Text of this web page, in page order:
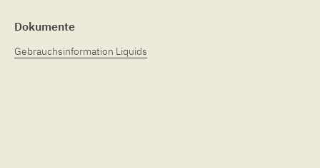
Dokumente
Gebrauchsinformation Liquids